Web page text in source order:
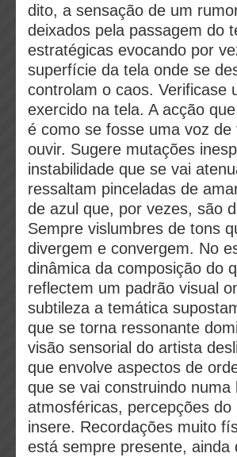
dito, a sensação de um
deixados pela passagem do
estratégicas evocando por
superfície da tela onde se
controlam o caos. Verificase
exercido na tela. A acção
é como se fosse uma voz
ouvir. Sugere mutações
instabilidade que se vai
ressaltam pinceladas de
de azul que, por vezes, são
Sempre vislumbres de tons
divergem e convergem. No
dinâmica da composição do
reflectem um padrão visual
subtileza a temática
que se torna ressonante
visão sensorial do artista
que envolve aspectos de
que se vai construindo
atmosféricas, percepções
insere. Recordações muito
está sempre presente,